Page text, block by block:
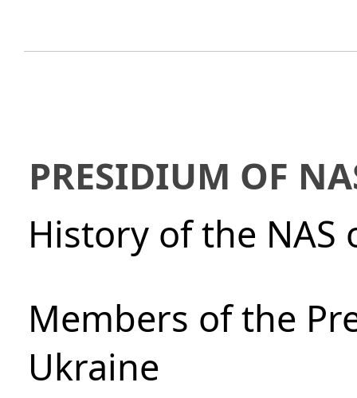
PRESIDIUM OF
History of the NAS
Members of the
Ukraine